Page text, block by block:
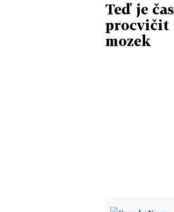
Teď je čas
procvičit
mozek